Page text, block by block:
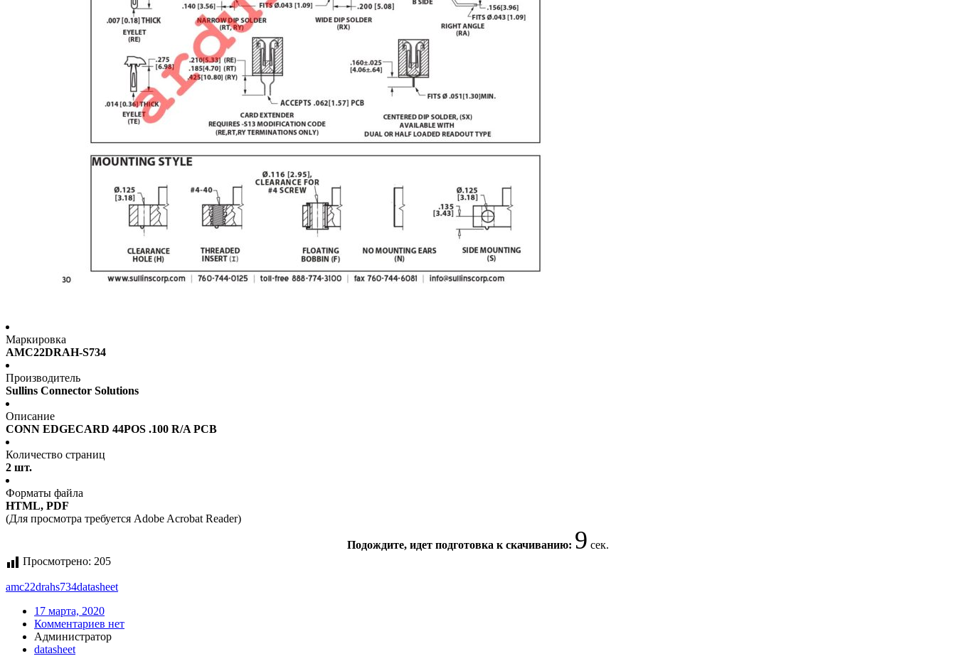
Маркировка
AMC22DRAH-S734
Производитель
Sullins Connector Solutions
Описание
CONN EDGECARD 44POS .100 R/A PCB
Количество страниц
2 шт.
Форматы файла
HTML, PDF
(Для просмотра требуется Adobe Acrobat Reader)
Подождите, идет подготовка к скачиванию: 8 сек.
Просмотрено: 205
amc22drahs734datasheet
17 марта, 2020
Комментариев нет
Администратор
datasheet